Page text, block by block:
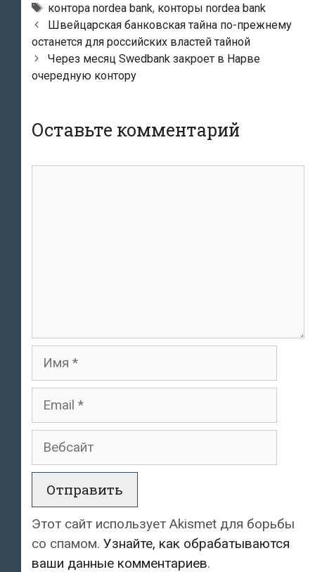
Тэги
контора nordea bank, конторы nordea bank
Навигация
по
записям
Швейцарская банковская тайна по-прежнему
останется для российских властей тайной
Через месяц Swedbank закроет в Нарве
очередную контору
Оставьте комментарий
Имя
Email
Вебсайт
Этот сайт использует Akismet для борьбы
со спамом. Узнайте, как обрабатываются
ваши данные комментариев.